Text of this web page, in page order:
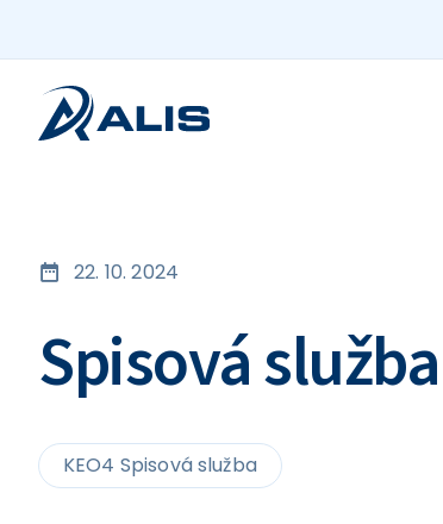
22. 10. 2024
Spisová
KEO4 Spisová služba